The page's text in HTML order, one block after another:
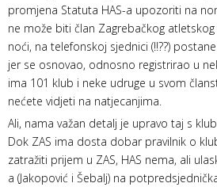
promjena Statuta HAS-a upozoriti na
ne može biti član Zagrebačkog
noći, na telefonskoj sjednici (!!??)
jer se osnovao, odnosno registrirao u
ima 101 klub i neke udruge u svom
nećete vidjeti na natjecanjima.
Ali, nama važan detalj je upravo taj s
Dok ZAS ima dosta dobar pravilnik o
zatražiti prijem u ZAS, HAS nema, ali
a (Jakopović i Šebalj) na